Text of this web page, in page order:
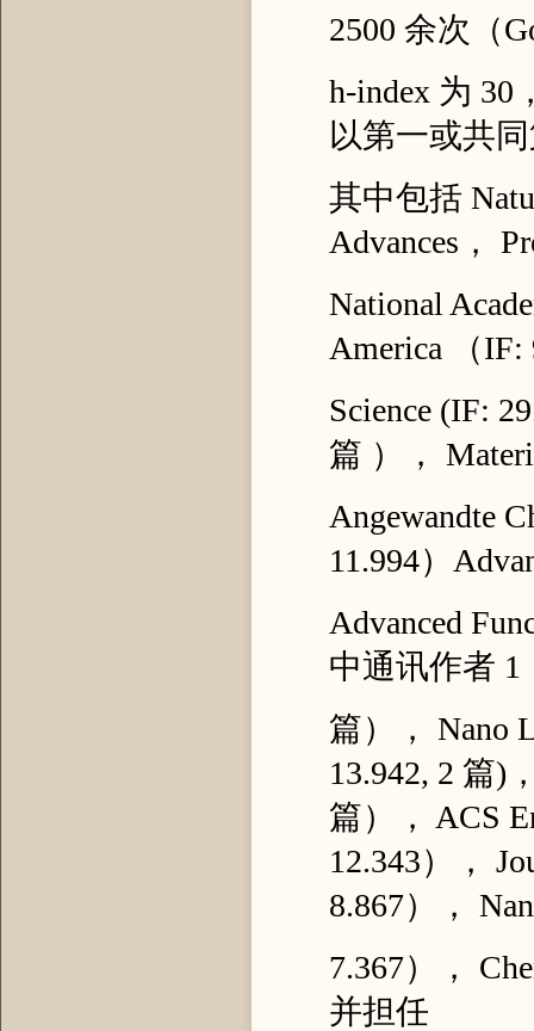
2500 余次（
h-index 为 30
以第一或共
其中包括
Advances，
National
America （IF:
Science (IF:
篇 ），
Angewandte
11.994）
Advanced
中通讯作者 1
篇）， Nano
13.942, 2 篇)
篇）， ACS
12.343），
8.867），
7.367），
并担任